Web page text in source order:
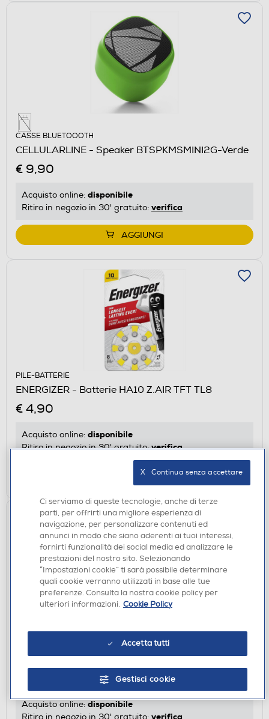
CASSE BLUETOOOTH
CELLULARLINE - Speaker BTSPKMSMINI2G-Verde
€ 9,90
Acquisto online: disponibile
Ritiro in negozio in 30' gratuito: verifica
AGGIUNGI
PILE-BATTERIE
ENERGIZER - Batterie HA10 Z.AIR TFT TL8
€ 4,90
Acquisto online: disponibile
Ritiro in negozio in 30' gratuito:verifica
AGGIUNGI
CASSE BLUETOOOTH
CELLULARLINE - Speaker Bluetooth KARAOKE
BTSPKMSKARAOKEK
Acquisto online: disponibile
verifica
Ci serviamo di queste tecnologie, anche di terze
parti, per offrirti una migliore esperienza di
navigazione, per personalizzare contenuti ed
annunci in modo che siano aderenti ai tuoi interessi,
fornirti funzionalità dei social media ed analizzare le
prestazioni del nostro sito. Selezionando
“Impostazioni cookie” ti sarà possibile determinare
quali cookie verranno utilizzati in base alle tue
preferenze. Consulta la nostra cookie policy per
ulteriori informazioni. Cookie Policy
Accetta tutti
Gestisci cookie
X   Continua senza accettare